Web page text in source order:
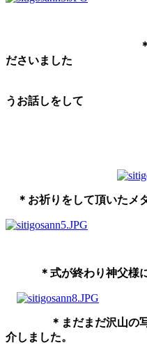
ださいました
その後「感謝
うお話しをして
ください
＊お祈りをして頂いたメ
＊式が終わり神父様
＊まだまだ沢山の
介しました。